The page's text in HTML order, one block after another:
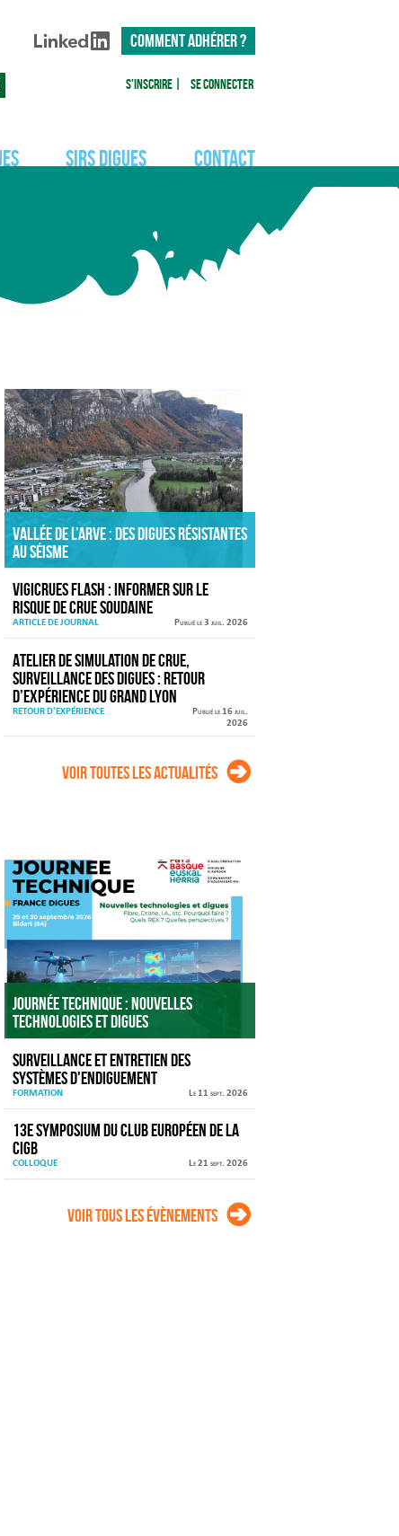
COMMENT ADHÉRER ?
S'inscrire Se connecter
SIRS Digues Contact
Vallée de l’Arve : des digues résistantes
au séisme
VIGICRUES FLASH : informer sur le
risque de crue soudaine
ARTICLE DE JOURNAL Publié le 3 juil. 2026
Atelier de simulation de crue,
surveillance des digues : retour
d’expérience du Grand Lyon
RETOUR D'EXPÉRIENCE
Publié le 16 juil.
2026
Voir toutes les actualités
Journée technique : Nouvelles
technologies et digues
Surveillance et entretien des
systèmes d'endiguement
FORMATION Le 11 sept. 2026
13e Symposium du Club européen de la
CIGB
COLLOQUE Le 21 sept. 2026
Voir tous les évènements